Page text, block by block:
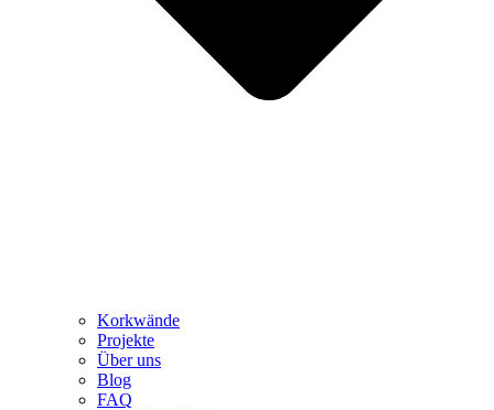
Korkwände
Projekte
Über uns
Blog
FAQ